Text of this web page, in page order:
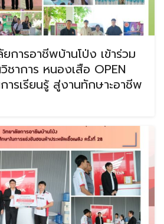
การอาชีพบ้านโป่ง เข้าร่วม
ชาการ หนองเสือ OPEN
ารเรียนรู้ สู่งานทักษาะอาชีพ